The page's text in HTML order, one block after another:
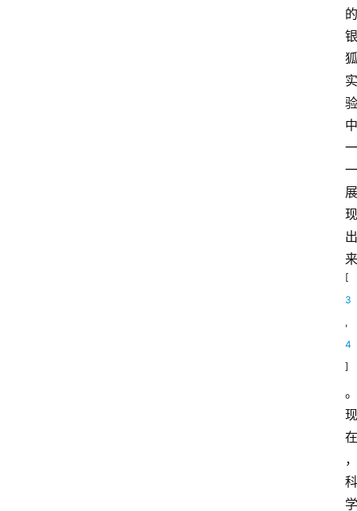
的
银
狐
实
验
中
一
一
展
现
出
来
[
3
,
4
]
。
现
在
，
科
学